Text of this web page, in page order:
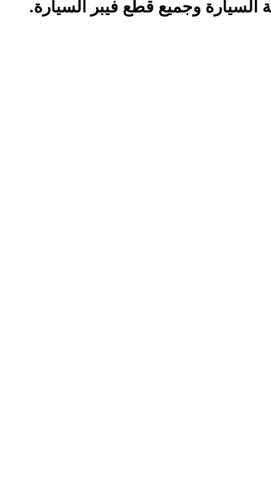
السيارة وجميع قطع فيبر السيارة.